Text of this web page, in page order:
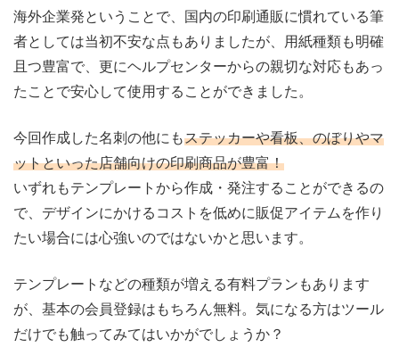
海外企業発ということで、国内の印刷通販に慣れている筆
者としては当初不安な点もありましたが、用紙種類も明確
且つ豊富で、更にヘルプセンターからの親切な対応もあっ
たことで安心して使用することができました。
今回作成した名刺の他にもステッカーや看板、のぼりやマ
ットといった店舗向けの印刷商品が豊富！
いずれもテンプレートから作成・発注することができるの
で、デザインにかけるコストを低めに販促アイテムを作り
たい場合には心強いのではないかと思います。
テンプレートなどの種類が増える有料プランもあります
が、基本の会員登録はもちろん無料。気になる方はツール
だけでも触ってみてはいかがでしょうか？